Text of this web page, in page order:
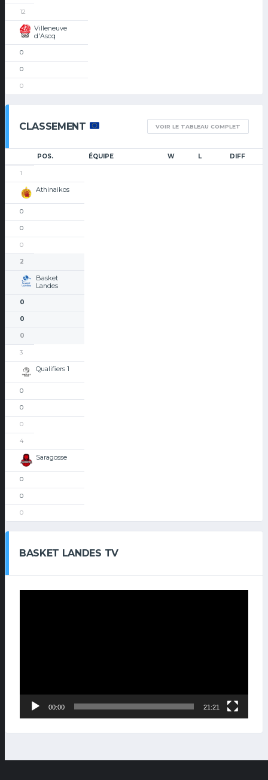
12
Villeneuve
d'Ascq
0
0
0
CLASSEMENT VOIR LE TABLEAU COMPLET
POS. ÉQUIPE W L DIFF
1
Athinaikos
0
0
0
2
Basket
Landes
0
0
0
3
Qualifiers 1
0
0
0
4
Saragosse
0
0
0
BASKET LANDES TV
00:00 21:21